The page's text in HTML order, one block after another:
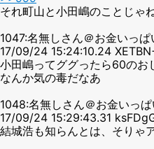
それ町山と小田嶋のことじゃ
1047:名無しさん＠お金いっぱ
17/09/24 15:24:10.24
小田嶋ってググったら60のお
なんか気の毒だなあ
1048:名無しさん＠お金いっぱ
17/09/24 15:29:43.31
結城浩も知らんとは、そりゃ